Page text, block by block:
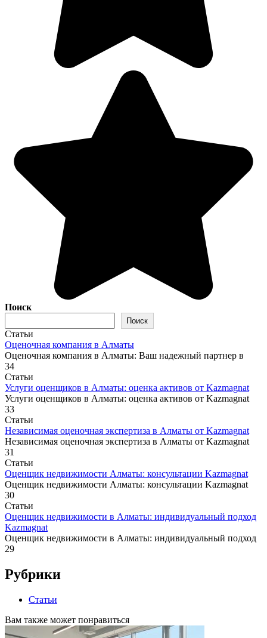
Поиск
Поиск
Статьи
Оценочная компания в Алматы
Оценочная компания в Алматы: Ваш надежный партнер в
34
Статьи
Услуги оценщиков в Алматы: оценка активов от Kazmagnat
Услуги оценщиков в Алматы: оценка активов от Kazmagnat
33
Статьи
Независимая оценочная экспертиза в Алматы от Kazmagnat
Независимая оценочная экспертиза в Алматы от Kazmagnat
31
Статьи
Оценщик недвижимости Алматы: консультации Kazmagnat
Оценщик недвижимости Алматы: консультации Kazmagnat
30
Статьи
Оценщик недвижимости в Алматы: индивидуальный подход
Kazmagnat
Оценщик недвижимости в Алматы: индивидуальный подход
29
Рубрики
Статьи
Вам также может понравиться